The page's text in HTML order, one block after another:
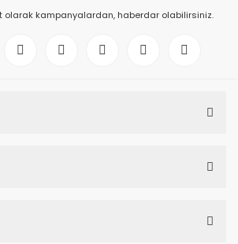
olarak kampanyalardan, haberdar olabilirsiniz.